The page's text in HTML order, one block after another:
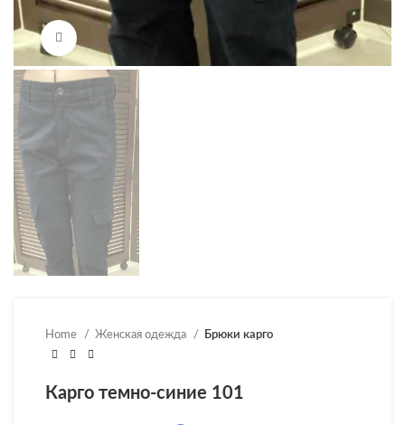
Нажмите, чтобы увеличить
Home Женская одежда Брюки карго
Карго темно-синие 101